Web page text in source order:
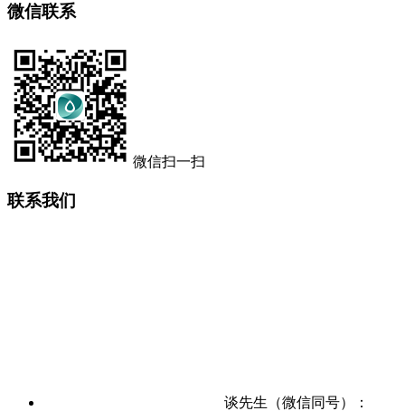
微信联系
微信扫一扫
联系我们
谈先生（微信同号）：